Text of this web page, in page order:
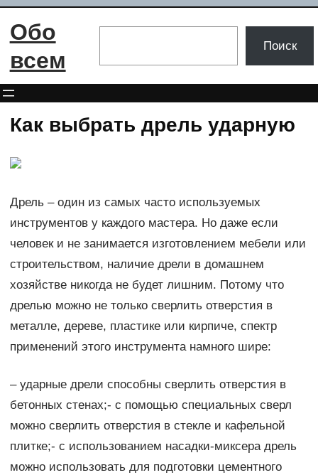
Перейти
Обо
всем
Поиск
Как выбрать дрель ударную
Дрель – один из самых часто используемых
инструментов у каждого мастера. Но даже если
человек и не занимается изготовлением мебели или
строительством, наличие дрели в домашнем
хозяйстве никогда не будет лишним. Потому что
дрелью можно не только сверлить отверстия в
металле, дереве, пластике или кирпиче, спектр
применений этого инструмента намного шире:
– ударные дрели способны сверлить отверстия в
бетонных стенах;- с помощью специальных сверл
можно сверлить отверстия в стекле и кафельной
плитке;- с использованием насадки-миксера дрель
можно использовать для подготовки цементного